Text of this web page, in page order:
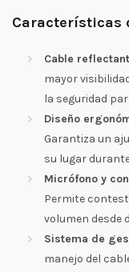
Características
Cable
mayor
la seguridad
Diseño
Garantiza un
su lugar
Micrófono y
Permite
volumen desde
Sistema de
manejo del